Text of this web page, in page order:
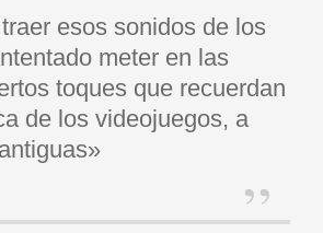
esos sonidos de los
meter en las
toques que recuerdan
de los videojuegos, a